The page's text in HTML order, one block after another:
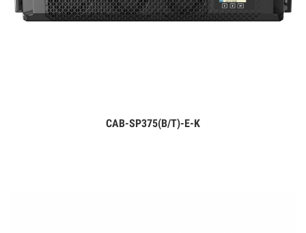
ДэлгэрэнгүйCAB-SP375(B/T)-E-K